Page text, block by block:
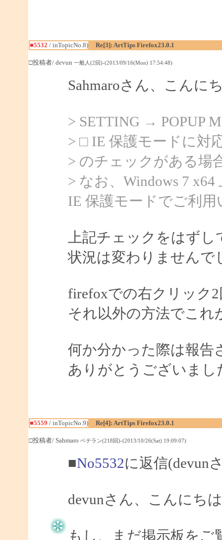
■5532 / inTopicNo.8) Re[3]: ArtTips Firefox23.0.1
□投稿者/ devun 一般人(2回)-(2013/09/16(Mon) 17:54:48)
Sahmaroさん、こんに
> SETTING → POPUP
> □ IE 保護モードに対
> のチェックがある場
> なお、Windows 7
IE 保護モードでご利
上記チェックをはず
状況は変わりませんで
firefoxでの右クリック2
それ以外の方法でこれ
何か分かった際は報告
ありがとうございまし
■5559 / inTopicNo.9) Re[4]: ArtTips Firefox23.0.1
□投稿者/ Sahmaro ベテラン(218回)-(2013/10/26(Sat) 19:09:07)
■No5532に返信(devun
devunさん、こんにち
もし、まだ掲示板を